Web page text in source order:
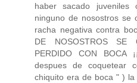
haber sacado juveniles
ninguno de nosostros se
racha negativa contra
DE NOSOSTROS SE
PERDIDO CON BOCA
despues de coquetear
chiquito era de boca " )